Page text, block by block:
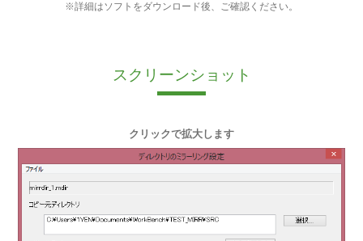
※詳細はソフトをダウンロード後、ご確認ください。
スクリーンショット
クリックで拡大します